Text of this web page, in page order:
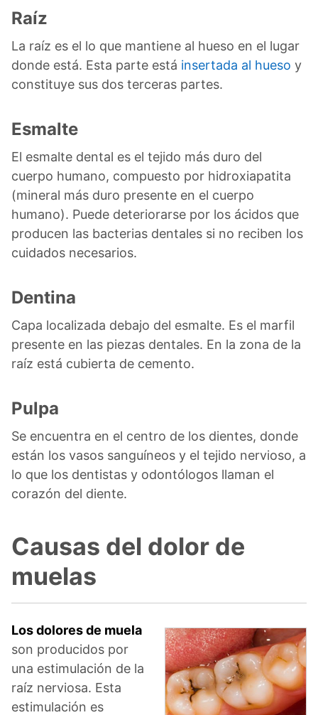
Raíz
La raíz es el lo que mantiene al hueso en el lugar
donde está. Esta parte está insertada al hueso y
constituye sus dos terceras partes.
Esmalte
El esmalte dental es el tejido más duro del
cuerpo humano, compuesto por hidroxiapatita
(mineral más duro presente en el cuerpo
humano). Puede deteriorarse por los ácidos que
producen las bacterias dentales si no reciben los
cuidados necesarios.
Dentina
Capa localizada debajo del esmalte. Es el marfil
presente en las piezas dentales. En la zona de la
raíz está cubierta de cemento.
Pulpa
Se encuentra en el centro de los dientes, donde
están los vasos sanguíneos y el tejido nervioso, a
lo que los dentistas y odontólogos llaman el
corazón del diente.
Causas del dolor de
muelas
Los dolores de muela
son producidos por
una estimulación de la
raíz nerviosa. Esta
estimulación es